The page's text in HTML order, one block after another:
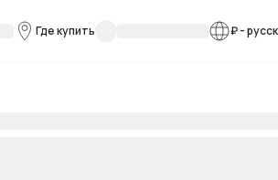
Где купить ₽-